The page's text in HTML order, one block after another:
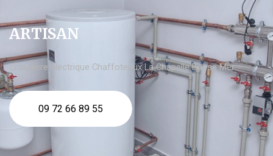
ARTISAN
chaudière électrique Chaffoteaux La Chapelle Basse Mer
09 72 66 89 55